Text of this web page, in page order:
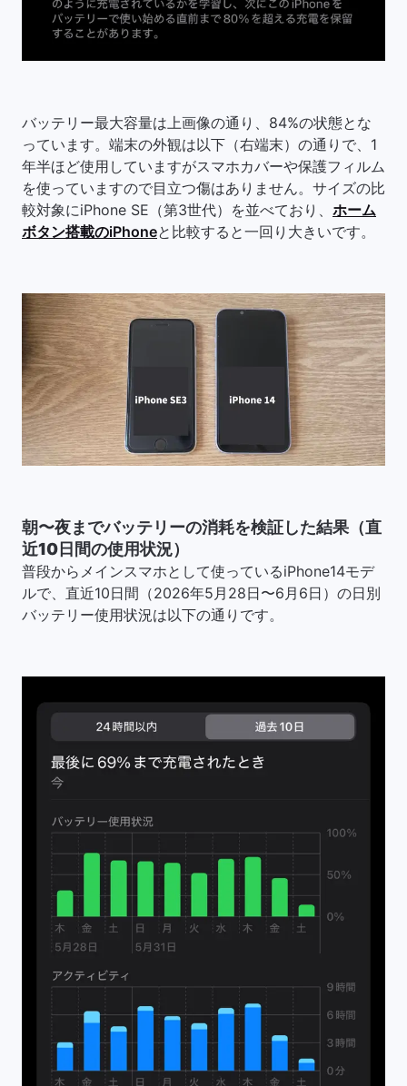
バッテリー最大容量は上画像の通り、84%の状態とな
っています。端末の外観は以下（右端末）の通りで、1
年半ほど使用していますがスマホカバーや保護フィルム
を使っていますので目立つ傷はありません。サイズの比
較対象にiPhone SE（第3世代）を並べており、 ホーム
ボタン搭載のiPhoneと比較すると一回り大きいです。
朝〜夜までバッテリーの消耗を検証した結果（直
近10日間の使用状況）
普段からメインスマホとして使っているiPhone14モデ
ルで、直近10日間（2026年5月28日〜6月6日）の日別
バッテリー使用状況は以下の通りです。